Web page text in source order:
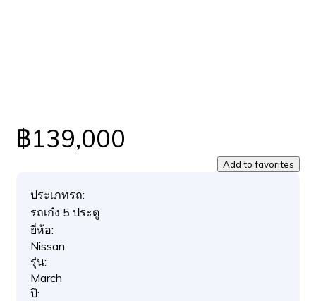
฿139,000
Add to favorites
ประเภทรถ:
รถเก๋ง 5 ประตู
ยี่ห้อ:
Nissan
รุ่น:
March
ปี: